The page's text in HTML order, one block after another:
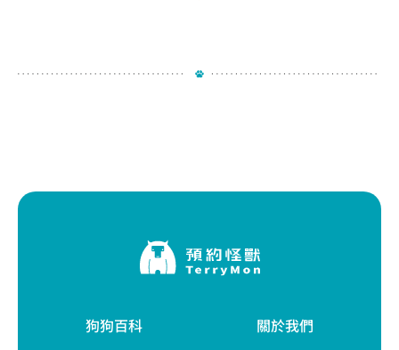
狗狗百科
關於我們